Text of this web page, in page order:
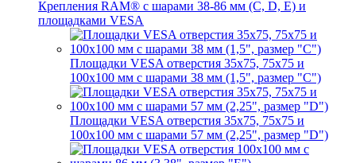
Крепления RAM® с шарами 38-86 мм (C, D, E) и
площадками VESA
Площадки VESA отверстия 35x75, 75x75 и
100x100 мм с шарами 38 мм (1,5", размер "C")
Площадки VESA отверстия 35х75, 75x75 и
100x100 мм с шарами 57 мм (2,25", размер "D")